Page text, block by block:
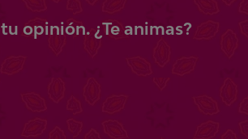
opinión. ¿Te animas?